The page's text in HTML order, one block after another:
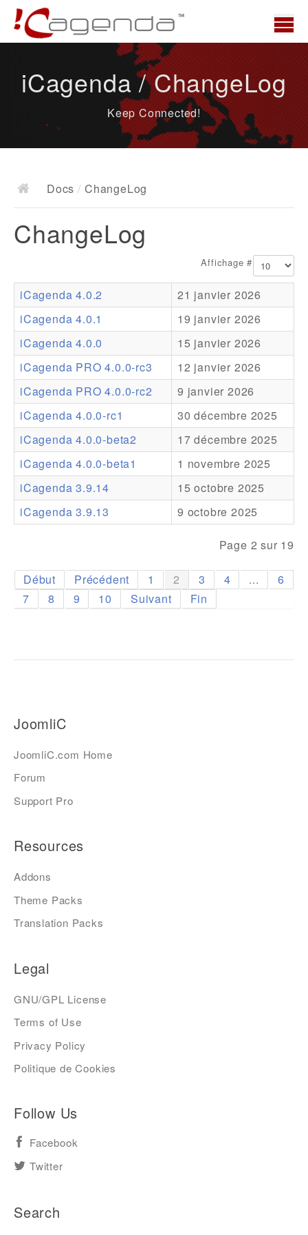
News
Docs
Documentation
Ressources
Addons
Theme Packs
Translation Packs
Support
Forum
Support Pro
iCagenda / ChangeLog
Keep Connected!
Docs / ChangeLog
ChangeLog
Affichage #
iCagenda 4.0.2
21 janvier 2026
iCagenda 4.0.1
19 janvier 2026
iCagenda 4.0.0
15 janvier 2026
iCagenda PRO 4.0.0-rc3
12 janvier 2026
iCagenda PRO 4.0.0-rc2
9 janvier 2026
iCagenda 4.0.0-rc1
30 décembre 2025
iCagenda 4.0.0-beta2
17 décembre 2025
iCagenda 4.0.0-beta1
1 novembre 2025
iCagenda 3.9.14
15 octobre 2025
iCagenda 3.9.13
9 octobre 2025
Page 2 sur 19
Début Précédent 1 2 3 4 ...
6
7
8 9 10 Suivant Fin
JoomliC
JoomliC.com Home
Forum
Support Pro
Resources
Addons
Theme Packs
Translation Packs
Legal
GNU/GPL License
Terms of Use
Privacy Policy
Politique de Cookies
Follow Us
Facebook
Twitter
Search